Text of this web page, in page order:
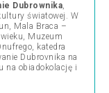
Dubrownika,
światowej. W
Mala Braca –
Muzeum
katedra
Dubrovnika na
na obiadokolację i